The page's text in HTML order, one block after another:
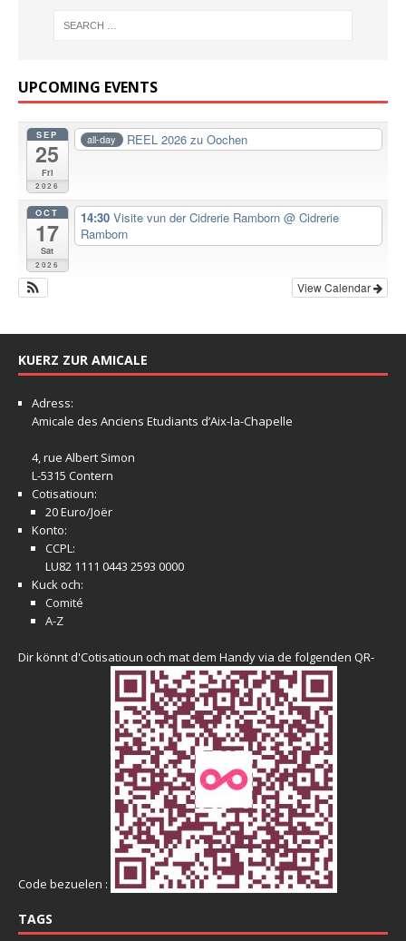
UPCOMING EVENTS
SEP
25
Fri
2026
all-day REEL 2026 zu Oochen
OCT
17
Sat
2026
14:30 Visite vun der Cidrerie Ramborn @ Cidrerie
Ramborn
View Calendar
KUERZ ZUR AMICALE
Adress:
Amicale des Anciens Etudiants d’Aix-la-Chapelle
4, rue Albert Simon
L-5315 Contern
Cotisatioun:
20 Euro/Joër
Konto:
CCPL:
LU82 1111 0443 2593 0000
Kuck och:
Comité
A-Z
Dir könnt d'Cotisatioun och mat dem Handy via de folgenden QR-
Code bezuelen :
TAGS